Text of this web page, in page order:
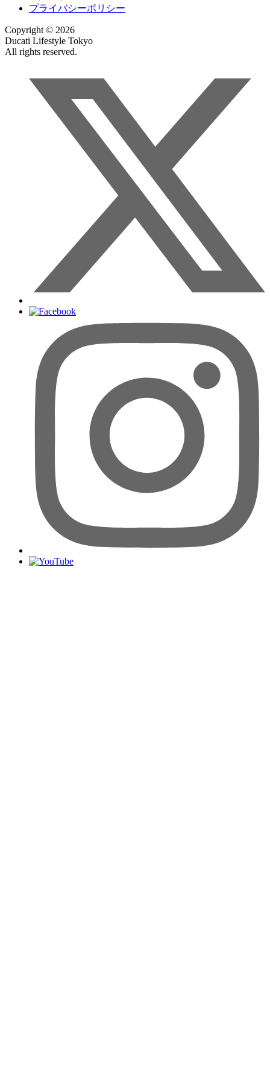
プライバシーポリシー
Copyright © 2026
Ducati Lifestyle Tokyo
All rights reserved.